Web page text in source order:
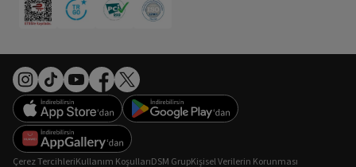
Çerez TercihleriKullanım KoşullarıDSM GrupKişisel Verilerin Korunması